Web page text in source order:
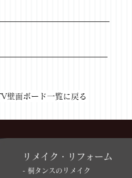
壁面ボード一覧に戻る
リメイク・リフォーム
- 桐タンスのリメイク